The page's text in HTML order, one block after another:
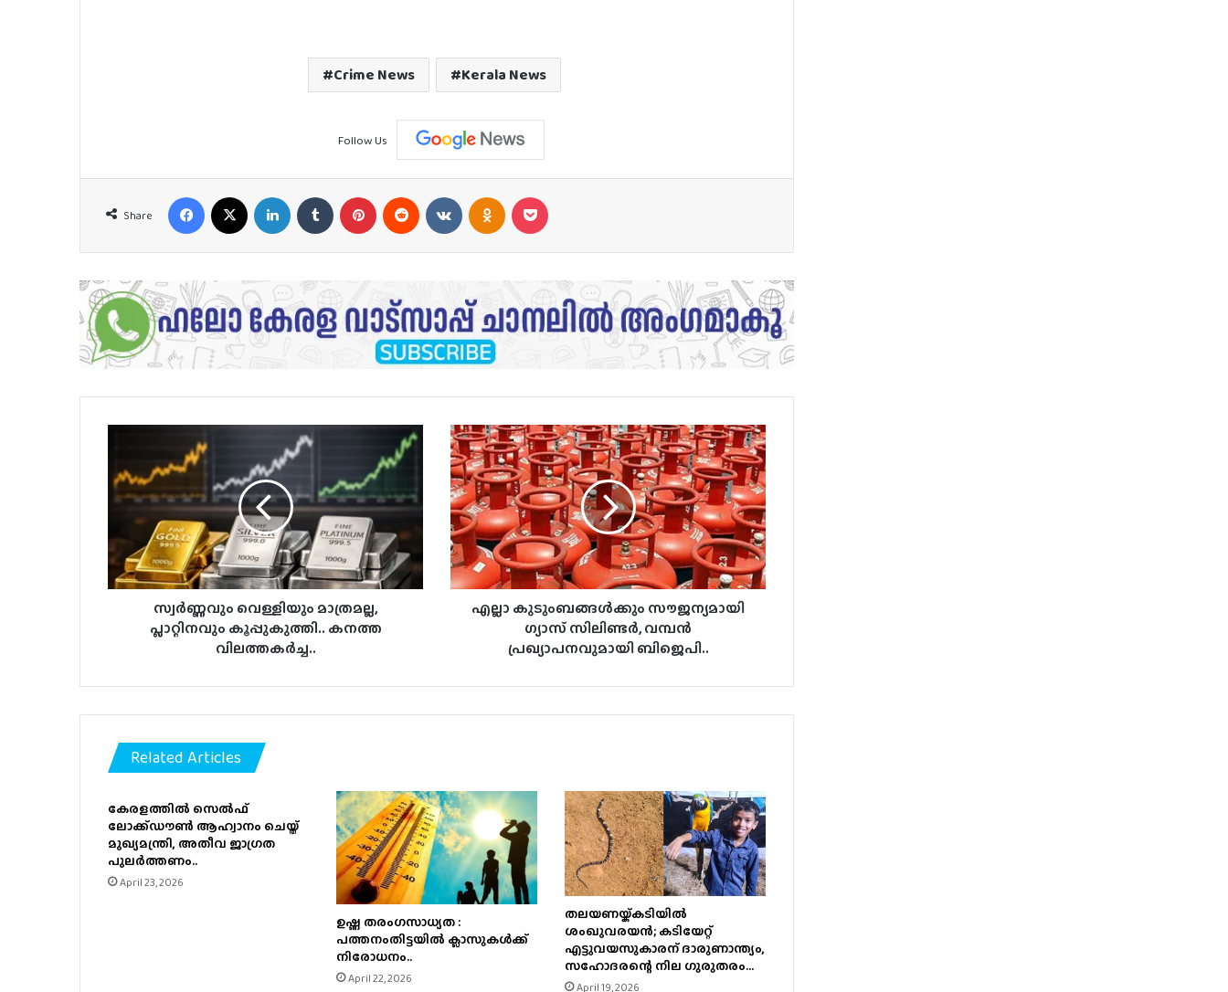
Crime News Kerala News
Follow Us
Share
Facebook LinkedIn Tumblr Pinterest Reddit VKontakte Odnoklassniki
മാത്രമല്ല,
പ്ലാറ്റിനവും
കൂപ്പുകുത്തി..
കനത്ത
വിലത്തകർച്ച..
സ്വര്‍ണ്ണവും വെള്ളിയും മാത്രമല്ല,
പ്ലാറ്റിനവും കൂപ്പുകുത്തി.. കനത്ത
വിലത്തകർച്ച..
എല്ലാ
കുടുംബങ്ങൾക്കും
സൗജന്യമായി
ഗ്യാസ്
സിലിണ്ടർ,
വമ്പൻ
പ്രഖ്യാപനവുമായി
ബിജെപി..
​എല്ലാ കുടുംബങ്ങൾക്കും സൗജന്യമായി
ഗ്യാസ് സിലിണ്ടർ, വമ്പൻ
പ്രഖ്യാപനവുമായി ബിജെപി..
Related Articles
കേരളത്തിൽ സെൽഫ്
ലോക്ക്ഡൗൺ ആഹ്വാനം ചെയ്ത്
മുഖ്യമന്ത്രി, അതീവ ജാഗ്രത
പുലർത്തണം..
April 23, 2026
ഉഷ്ണ തരംഗസാധ്യത :
പത്തനംതിട്ടയില്‍ ക്ലാസുകള്‍ക്ക്
നിരോധനം..
April 22, 2026
തലയണയ്ക്കടിയില്‍
ശംഖുവരയന്‍; കടിയേറ്റ്
എട്ടുവയസുകാരന് ദാരുണാന്ത്യം,
സഹോദരന്റെ നില ഗുരുതരം…
April 19, 2026